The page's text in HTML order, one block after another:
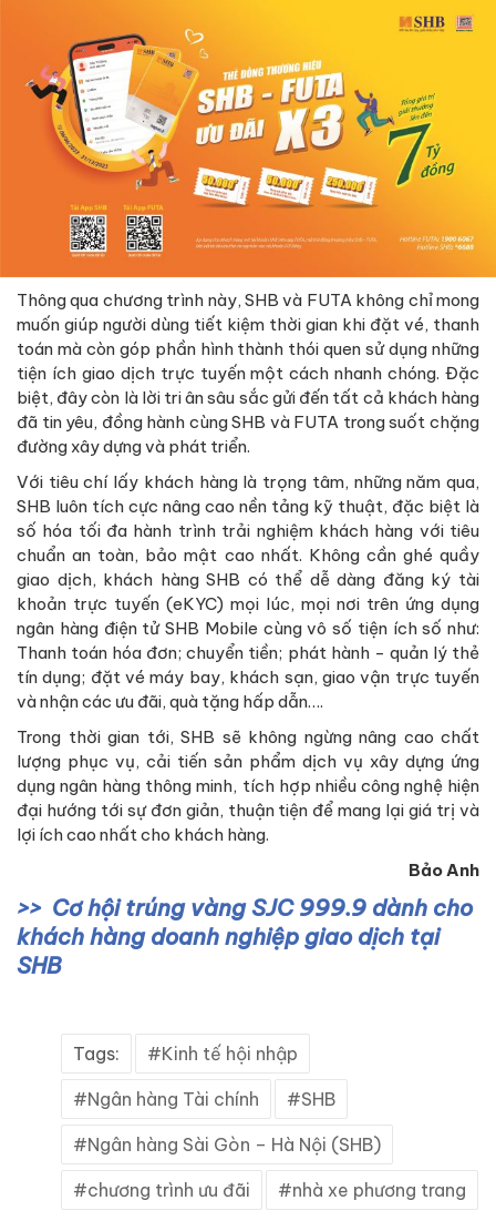
Thông qua chương trình này, SHB và FUTA không chỉ mong
muốn giúp người dùng tiết kiệm thời gian khi đặt vé, thanh
toán mà còn góp phần hình thành thói quen sử dụng những
tiện ích giao dịch trực tuyến một cách nhanh chóng. Đặc
biệt, đây còn là lời tri ân sâu sắc gửi đến tất cả khách hàng
đã tin yêu, đồng hành cùng SHB và FUTA trong suốt chặng
đường xây dựng và phát triển.
Với tiêu chí lấy khách hàng là trọng tâm, những năm qua,
SHB luôn tích cực nâng cao nền tảng kỹ thuật, đặc biệt là
số hóa tối đa hành trình trải nghiệm khách hàng với tiêu
chuẩn an toàn, bảo mật cao nhất. Không cần ghé quầy
giao dịch, khách hàng SHB có thể dễ dàng đăng ký tài
khoản trực tuyến (eKYC) mọi lúc, mọi nơi trên ứng dụng
ngân hàng điện tử SHB Mobile cùng vô số tiện ích số như:
Thanh toán hóa đơn; chuyển tiền; phát hành - quản lý thẻ
tín dụng; đặt vé máy bay, khách sạn, giao vận trực tuyến
và nhận các ưu đãi, quà tặng hấp dẫn….
Trong thời gian tới, SHB sẽ không ngừng nâng cao chất
lượng phục vụ, cải tiến sản phẩm dịch vụ xây dựng ứng
dụng ngân hàng thông minh, tích hợp nhiều công nghệ hiện
đại hướng tới sự đơn giản, thuận tiện để mang lại giá trị và
lợi ích cao nhất cho khách hàng.
Bảo Anh
Cơ hội trúng vàng SJC 999.9 dành cho
khách hàng doanh nghiệp giao dịch tại
SHB
Tags: Kinh tế hội nhập
Ngân hàng Tài chính SHB
Ngân hàng Sài Gòn – Hà Nội (SHB)
chương trình ưu đãi nhà xe phương trang